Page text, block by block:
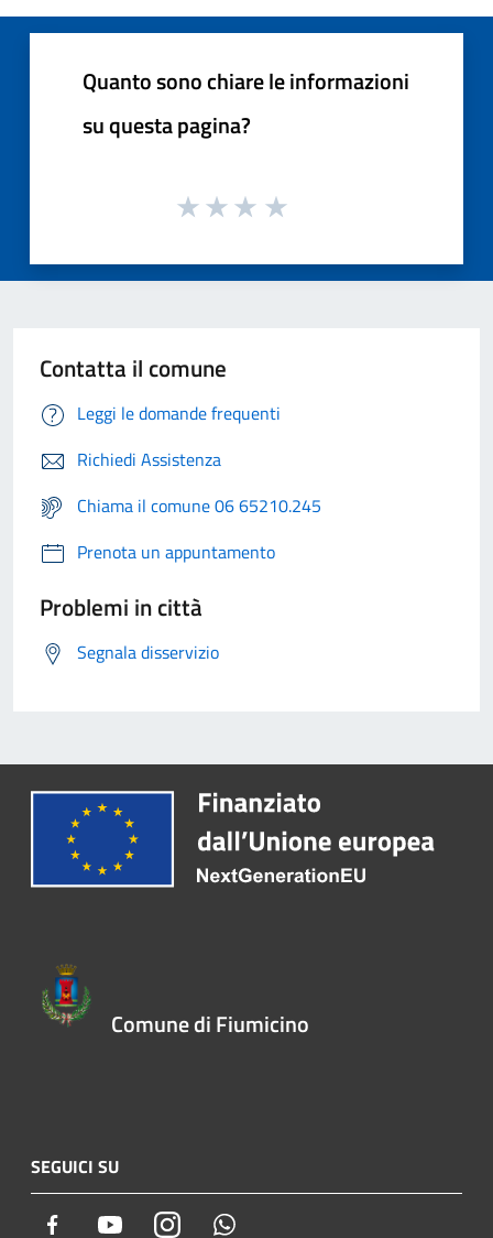
Quanto sono chiare le informazioni
su questa pagina?
Contatta il comune
Leggi le domande frequenti
Richiedi Assistenza
Chiama il comune 06 65210.245
Prenota un appuntamento
Problemi in città
Segnala disservizio
Comune di Fiumicino
SEGUICI SU
Facebook YoutubeInstagram